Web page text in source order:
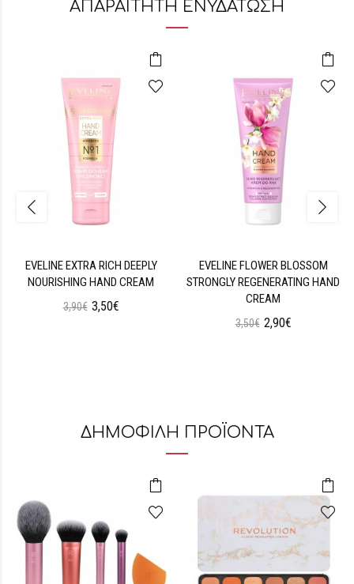
ΑΠΑΡΑΙΤΗΤΗ ΕΝΥΔΑΤΩΣΗ
EVELINE EXTRA RICH DEEPLY
NOURISHING HAND CREAM
3,90€ 3,50€
EVELINE FLOWER BLOSSOM
STRONGLY REGENERATING HAND
CREAM
3,50€ 2,90€
ΔΗΜΟΦΙΛΗ ΠΡΟΪΟΝΤΑ